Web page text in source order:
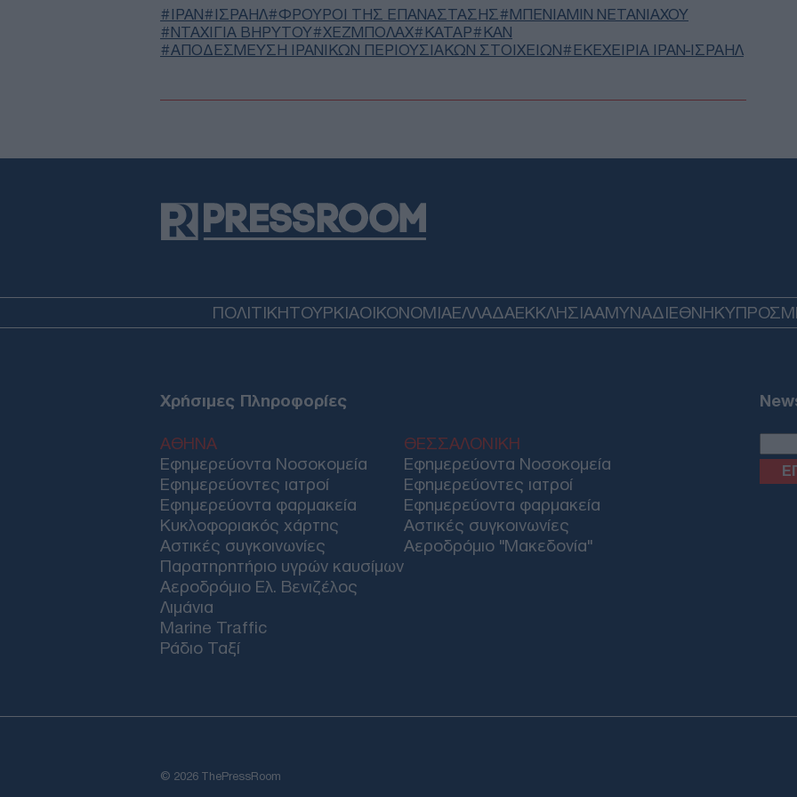
ΙΡΑΝ ΙΣΡΑΗΛ ΦΡΟΥΡΟΙ ΤΗΣ ΕΠΑΝΑΣΤΑΣΗΣ
ΜΠΕΝΙΑΜΙΝ ΝΕΤΑΝΙΑΧΟΥ
ΝΤΑΧΊΓΙΑ ΒΗΡΥΤΟΎ
ΧΕΖΜΠΟΛΑΧ ΚΑΤΑΡ
KAN
ΑΠΟΔΈΣΜΕΥΣΗ ΙΡΑΝΙΚΏΝ ΠΕΡΙΟΥΣΙΑΚΏΝ ΣΤΟΙΧΕΊΩΝ
ΕΚΕΧΕΙΡΊΑ ΙΡΆΝ-ΙΣΡΑΉΛ
ΠΟΛΙΤΙΚΗΤΟΥΡΚΙΑΟΙΚΟΝΟΜΙΑΕΛΛΑΔΑΕΚΚΛΗΣΙΑΑΜΥΝΑΔΙΕΘΝΗΚΥΠΡΟΣ
Χρήσιμες Πληροφορίες
ΑΘΗΝΑ
Εφημερεύοντα Νοσοκομεία
Εφημερεύοντες ιατροί
Εφημερεύοντα φαρμακεία
Κυκλοφοριακός χάρτης
Αστικές συγκοινωνίες
Παρατηρητήριο υγρών καυσίμων
Αεροδρόμιο Ελ. Βενιζέλος
Λιμάνια
Marine Traffic
Ράδιο Ταξί
ΘΕΣΣΑΛΟΝΙΚΗ
Εφημερεύοντα Νοσοκομεία
Εφημερεύοντες ιατροί
Εφημερεύοντα φαρμακεία
Αστικές συγκοινωνίες
Αεροδρόμιο "Μακεδονία"
© 2026 ThePressRoom